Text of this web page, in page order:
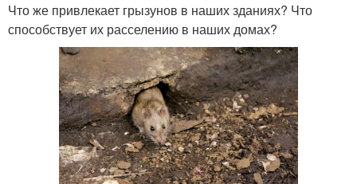
Что же привлекает грызунов в наших зданиях? Что
способствует их расселению в наших домах?